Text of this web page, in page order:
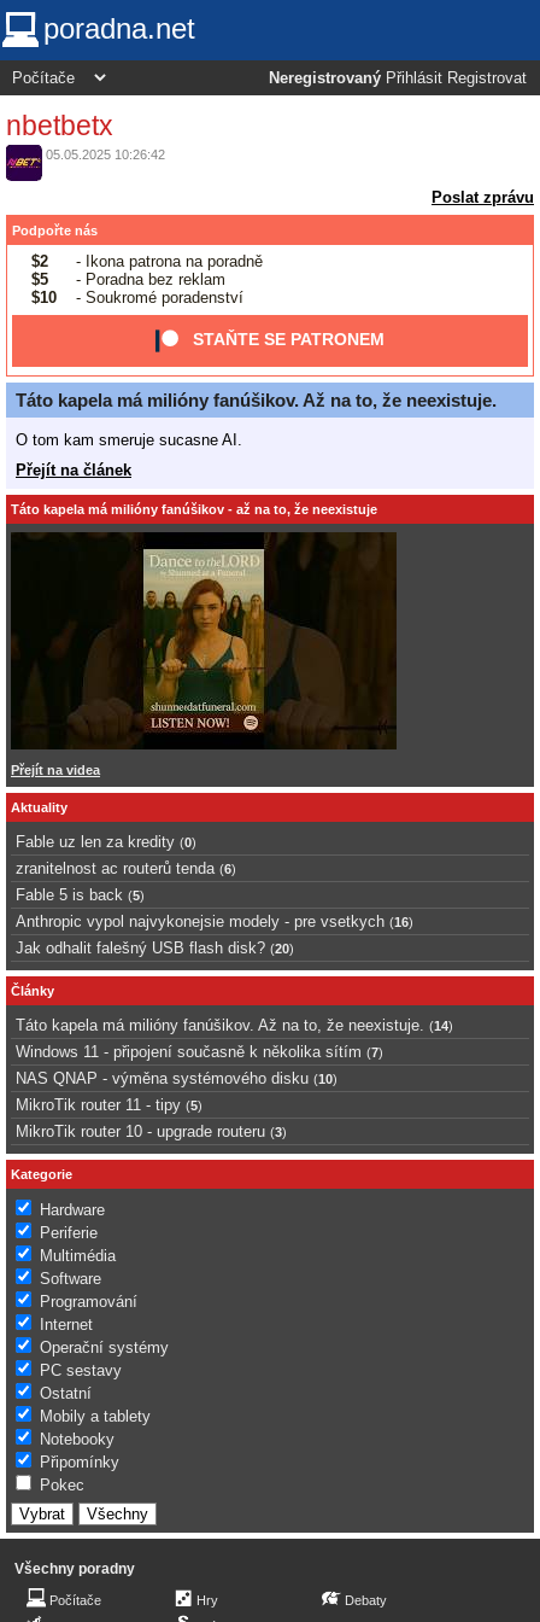
poradna.net
Neregistrovaný Přihlásit Registrovat
nbetbetx
05.05.2025 10:26:42
Poslat zprávu
Podpořte nás
$2
- Ikona patrona na poradně
$5
- Poradna bez reklam
$10
- Soukromé poradenství
STAŇTE SE PATRONEM
Táto kapela má milióny fanúšikov. Až na to, že neexistuje.
O tom kam smeruje sucasne AI.
Přejít na článek
Táto kapela má milióny fanúšikov - až na to, že neexistuje
Přejít na videa
Aktuality
Fable uz len za kredity (0)
zranitelnost ac routerů tenda (6)
Fable 5 is back (5)
Anthropic vypol najvykonejsie modely - pre vsetkych (16)
Jak odhalit falešný USB flash disk? (20)
Články
Táto kapela má milióny fanúšikov. Až na to, že neexistuje. (14)
Windows 11 - připojení současně k několika sítím (7)
NAS QNAP - výměna systémového disku (10)
MikroTik router 11 - tipy (5)
MikroTik router 10 - upgrade routeru (3)
Kategorie
Hardware
Periferie
Multimédia
Software
Programování
Internet
Operační systémy
PC sestavy
Ostatní
Mobily a tablety
Notebooky
Připomínky
Pokec
Všechny poradny
Počítače
Hry
Debaty